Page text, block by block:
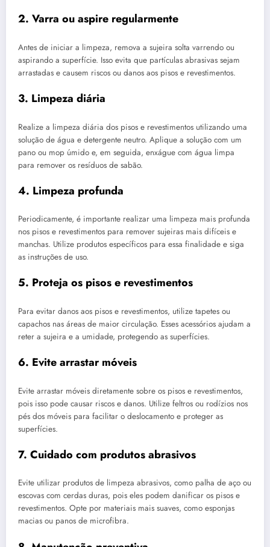
2. Varra ou aspire regularmente
Antes de iniciar a limpeza, remova a sujeira solta varrendo ou
aspirando a superfície. Isso evita que partículas abrasivas sejam
arrastadas e causem riscos ou danos aos pisos e revestimentos.
3. Limpeza diária
Realize a limpeza diária dos pisos e revestimentos utilizando uma
solução de água e detergente neutro. Aplique a solução com um
pano ou mop úmido e, em seguida, enxágue com água limpa
para remover os resíduos de sabão.
4. Limpeza profunda
Periodicamente, é importante realizar uma limpeza mais profunda
nos pisos e revestimentos para remover sujeiras mais difíceis e
manchas. Utilize produtos específicos para essa finalidade e siga
as instruções de uso.
5. Proteja os pisos e revestimentos
Para evitar danos aos pisos e revestimentos, utilize tapetes ou
capachos nas áreas de maior circulação. Esses acessórios ajudam a
reter a sujeira e a umidade, protegendo as superfícies.
6. Evite arrastar móveis
Evite arrastar móveis diretamente sobre os pisos e revestimentos,
pois isso pode causar riscos e danos. Utilize feltros ou rodízios nos
pés dos móveis para facilitar o deslocamento e proteger as
superfícies.
7. Cuidado com produtos abrasivos
Evite utilizar produtos de limpeza abrasivos, como palha de aço ou
escovas com cerdas duras, pois eles podem danificar os pisos e
revestimentos. Opte por materiais mais suaves, como esponjas
macias ou panos de microfibra.